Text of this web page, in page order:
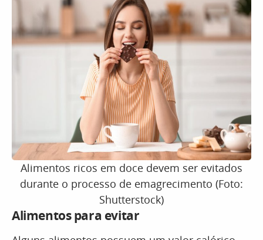
Alimentos ricos em doce devem ser evitados
durante o processo de emagrecimento (Foto:
Shutterstock)
Alimentos para evitar